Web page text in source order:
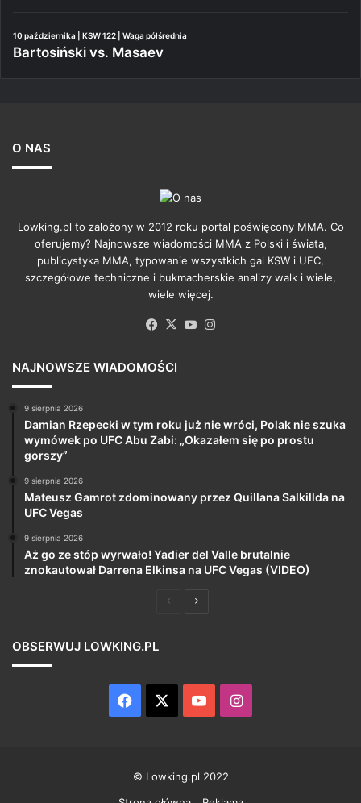
10 października | KSW 122 | Waga półśrednia
Bartosiński vs. Masaev
O NAS
Lowking.pl to założony w 2012 roku portal poświęcony MMA. Co
oferujemy? Najnowsze wiadomości MMA z Polski i świata,
publicystyka MMA, typowanie wszystkich gal KSW i UFC,
szczegółowe techniczne i bukmacherskie analizy walk i wiele,
wiele więcej.
Facebook
X YouTube
NAJNOWSZE WIADOMOŚCI
9 sierpnia 2026
Damian Rzepecki w tym roku już nie wróci, Polak nie szuka
wymówek po UFC Abu Zabi: „Okazałem się po prostu
gorszy”
9 sierpnia 2026
Mateusz Gamrot zdominowany przez Quillana Salkillda na
UFC Vegas
9 sierpnia 2026
Aż go ze stóp wyrwało! Yadier del Valle brutalnie
znokautował Darrena Elkinsa na UFC Vegas (VIDEO)
PoprzedniaNastępna
OBSERWUJ LOWKING.PL
Facebook YouTubeInstagram
© Lowking.pl 2022